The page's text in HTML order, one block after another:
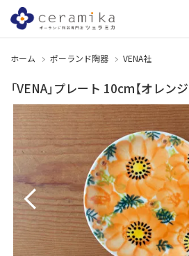
ホーム ポーランド陶器 VENA社
「VENA」プレート 10cm【オレン